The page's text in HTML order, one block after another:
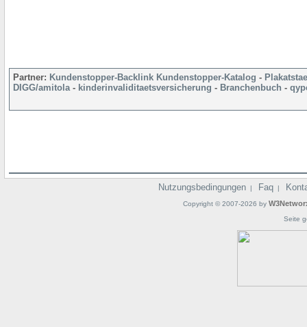
Partner: Kundenstopper-Backlink Kundenstopper-Katalog -
DIGG/amitola- kinderinvaliditaetsversicherung - Branchenbuch -
Nutzungsbedingungen | Faq |
Copyright © 2007-2026 by
Seite